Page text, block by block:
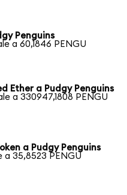
Penguins
a 60,1846 PENGU
Ether a Pudgy Penguins
a 330947,1808 PENGU
a Pudgy Penguins
a 35,8523 PENGU